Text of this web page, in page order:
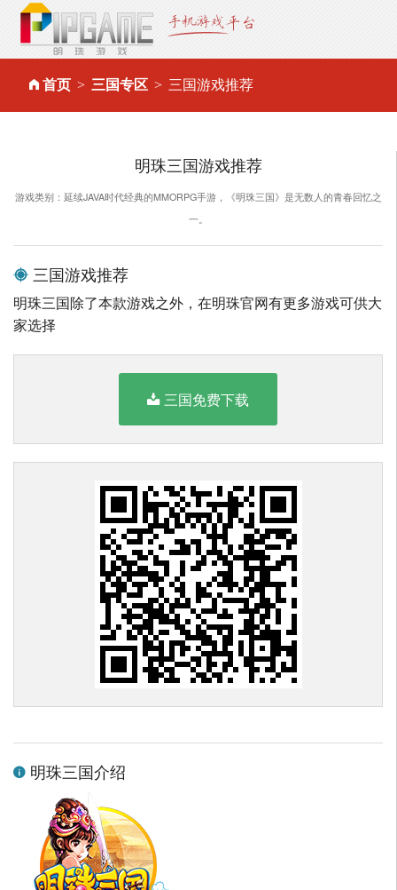
首页 三国专区 三国游戏推荐
明珠三国游戏推荐
游戏类别：延续JAVA时代经典的MMORPG手游，《明珠三国》是无数人的青春回忆之
一。
三国游戏推荐
明珠三国除了本款游戏之外，在明珠官网有更多游戏可供大
家选择
三国免费下载
明珠三国介绍